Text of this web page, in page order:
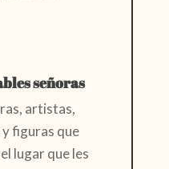
señoras
artistas,
figuras que
lugar que les